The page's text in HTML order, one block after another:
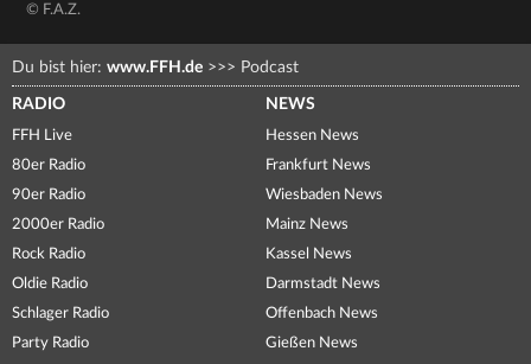
© F.A.Z.
Du bist hier: www.FFH.de >>> Podcast
RADIO
FFH Live
80er Radio
90er Radio
2000er Radio
Rock Radio
Oldie Radio
Schlager Radio
Party Radio
NEWS
Hessen News
Frankfurt News
Wiesbaden News
Mainz News
Kassel News
Darmstadt News
Offenbach News
Gießen News